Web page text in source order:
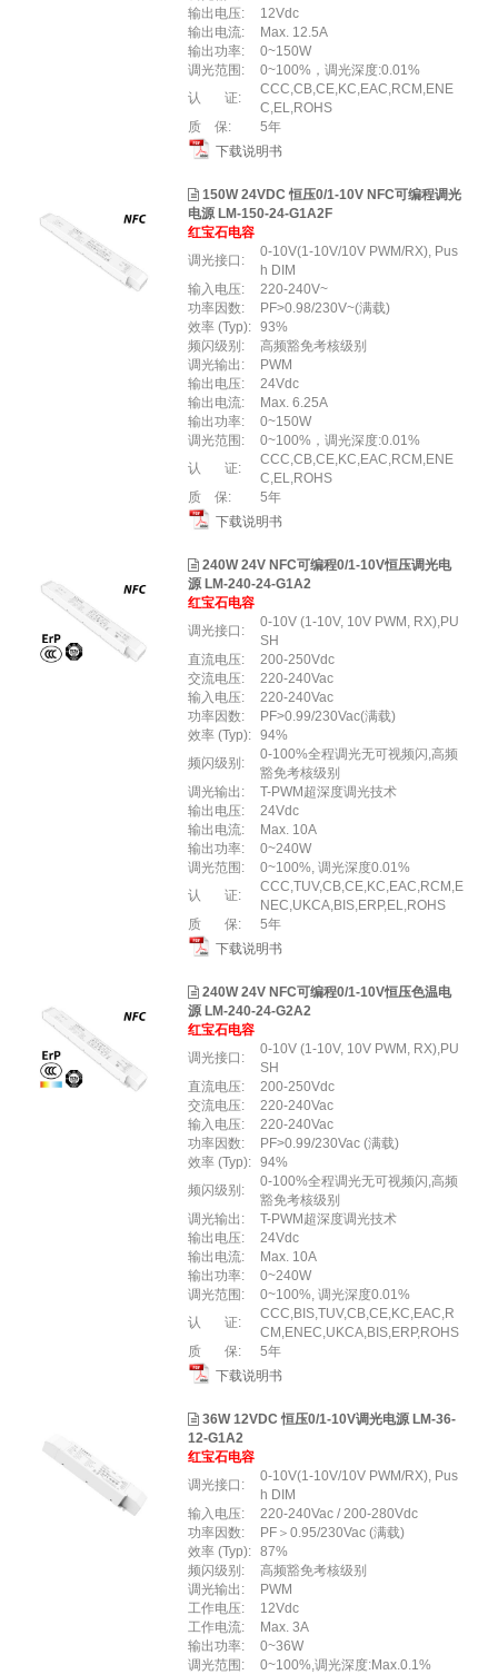
输出电压:
12Vdc
输出电流:
Max. 12.5A
输出功率:
0~150W
调光范围:
0~100%，调光深度:0.01%
认 证:
CCC,CB,CE,KC,EAC,RCM,ENE
C,EL,ROHS
质 保:
5年
下载说明书
150W 24VDC 恒压0/1-10V NFC可编程调光
电源 LM-150-24-G1A2F
红宝石电容
调光接口:
0-10V(1-10V/10V PWM/RX), Pus
h DIM
输入电压:
220-240V~
功率因数:
PF>0.98/230V~(满载)
效率 (Typ): 93%
频闪级别:
高频豁免考核级别
调光输出:
PWM
输出电压:
24Vdc
输出电流:
Max. 6.25A
输出功率:
0~150W
调光范围:
0~100%，调光深度:0.01%
认 证:
CCC,CB,CE,KC,EAC,RCM,ENE
C,EL,ROHS
质 保:
5年
下载说明书
240W 24V NFC可编程0/1-10V恒压调光电
源 LM-240-24-G1A2
红宝石电容
调光接口:
0-10V (1-10V, 10V PWM, RX),PU
SH
直流电压:
200-250Vdc
交流电压:
220-240Vac
输入电压:
220-240Vac
功率因数:
PF>0.99/230Vac(满载)
效率 (Typ): 94%
频闪级别:
0-100%全程调光无可视频闪,高频
豁免考核级别
调光输出:
T-PWM超深度调光技术
输出电压:
24Vdc
输出电流:
Max. 10A
输出功率:
0~240W
调光范围:
0~100%, 调光深度0.01%
认 证:
CCC,TUV,CB,CE,KC,EAC,RCM,E
NEC,UKCA,BIS,ERP,EL,ROHS
质 保:
5年
下载说明书
240W 24V NFC可编程0/1-10V恒压色温电
源 LM-240-24-G2A2
红宝石电容
调光接口:
0-10V (1-10V, 10V PWM, RX),PU
SH
直流电压:
200-250Vdc
交流电压:
220-240Vac
输入电压:
220-240Vac
功率因数:
PF>0.99/230Vac (满载)
效率 (Typ): 94%
频闪级别:
0-100%全程调光⽆可视频闪,⾼频
豁免考核级别
调光输出:
T-PWM超深度调光技术
输出电压:
24Vdc
输出电流:
Max. 10A
输出功率:
0~240W
调光范围:
0~100%, 调光深度0.01%
认 证:
CCC,BIS,TUV,CB,CE,KC,EAC,R
CM,ENEC,UKCA,BIS,ERP,ROHS
质 保:
5年
下载说明书
36W 12VDC 恒压0/1-10V调光电源 LM-36-
12-G1A2
红宝石电容
调光接口:
0-10V(1-10V/10V PWM/RX), Pus
h DIM
输入电压:
220-240Vac / 200-280Vdc
功率因数:
PF＞0.95/230Vac (满载)
效率 (Typ): 87%
频闪级别:
高频豁免考核级别
调光输出:
PWM
工作电压:
12Vdc
工作电流:
Max. 3A
输出功率:
0~36W
调光范围:
0~100%,调光深度:Max.0.1%